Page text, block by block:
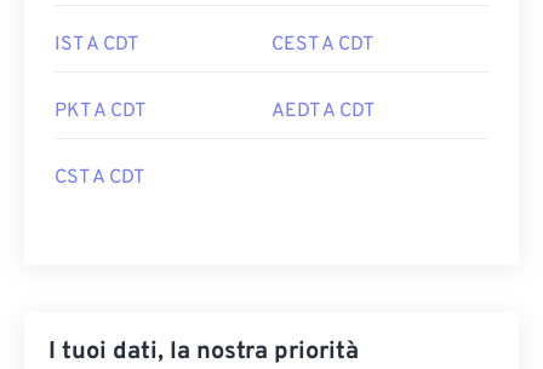
IST A CDT CEST A CDT
PKT A CDT AEDT A CDT
CST A CDT
I tuoi dati, la nostra priorità